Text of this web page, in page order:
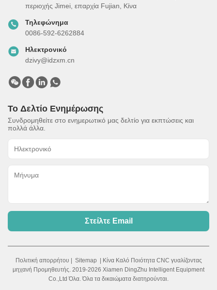
περιοχής Jimei, επαρχία Fujian, Κίνα
Τηλεφώνημα
0086-592-6262884
Ηλεκτρονικό
dzivy@idzxm.cn
Το Δελτίο Ενημέρωσης
Συνδρομηθείτε στο ενημερωτικό μας δελτίο για εκπτώσεις και
πολλά άλλα.
Στείλτε Email
Πολιτική απορρήτου | Sitemap
μηχανή Προμηθευτής. 2019-2026 Xiamen DingZhu Intelligent Equipment
Co.,Ltd Όλα. Όλα τα δικαιώματα διατηρούνται.